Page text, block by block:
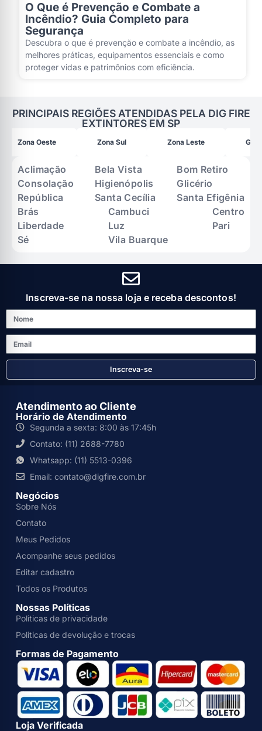
O Que é Prevenção e Combate a
Incêndio? Guia Completo para
Segurança
Descubra o que é prevenção e combate a incêndio, as
melhores práticas, equipamentos essenciais e como
proteger vidas e patrimônios com eficiência.
PRINCIPAIS REGIÕES ATENDIDAS PELA DIG FIRE
EXTINTORES EM SP
Zona Oeste Zona Sul Zona Leste
Aclimação
Consolação
República
Bela Vista
Higienópolis
Santa Cecília
Bom Retiro
Glicério
Santa Efigênia
Brás
Liberdade
Sé
Cambuci
Luz
Vila Buarque
Centro
Pari
Inscreva-se na nossa loja e receba descontos!
Inscreva-se
Atendimento ao Cliente
Horário de Atendimento
Segunda a sexta: 8:00 às 17:45h
Contato: (11) 2688-7780
Whatsapp: (11) 5513-0396
Email: contato@digfire.com.br
Negócios
Sobre Nós
Contato
Meus Pedidos
Acompanhe seus pedidos
Editar cadastro
Todos os Produtos
Nossas Políticas
Politicas de privacidade
Politicas de devolução e trocas
Formas de Pagamento
Loja Verificada